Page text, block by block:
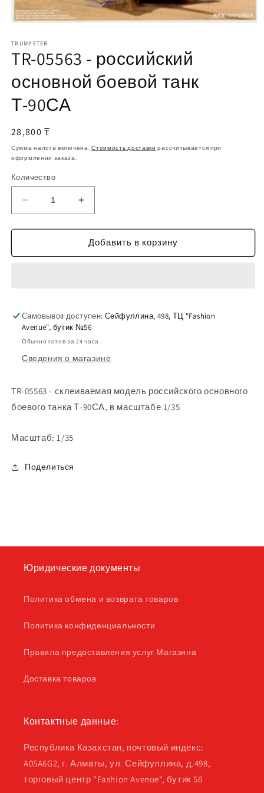
файлы
1
окне
TRUMPETER
TR-05563 - российский
основной боевой танк
Т-90СА
Обычная
цена
28,800 ₸
Сумма налога включена.Стоимость доставки рассчитывается при
оформлении заказа.
Количество
Уменьшить
количество
TR-
-
Т-90СА
Увеличить
количество
TR-
05563
-
Т-90СА
Добавить в корзину
Самовывоз доступен:Сейфуллина, 498, ТЦ "Fashion
Avenue", бутик №56
Обычно готов за 24 часа
Сведения о магазине
TR-05563 - склеиваемая модель российского основного
боевого танка Т-90СА, в масштабе 1/35
Масштаб: 1/35
Поделиться
Юридические документы
Политика обмена и возврата товаров
Политика конфиденциальности
Правила предоставления услуг Магазина
Доставка товаров
Контактные данные:
Республика Казахстан, почтовый индекс:
A05A6G2, г. Алматы, ул. Сейфуллина, д.498,
торговый центр "Fashion Avenue", бутик 56